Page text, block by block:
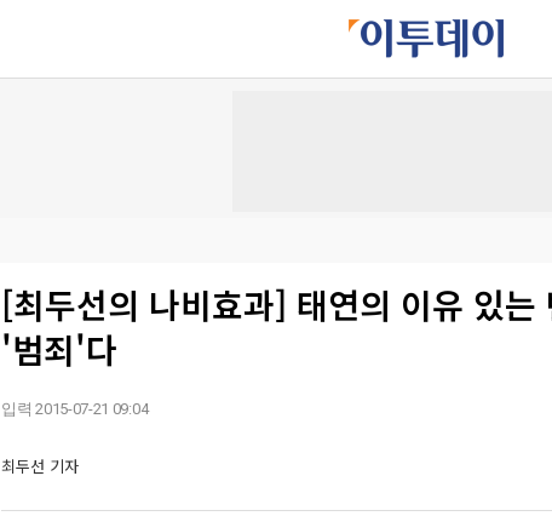
[최두선의 나비효과] 태연의 이유 있
'범죄'다
입력 2015-07-21 09:04
최두선 기자